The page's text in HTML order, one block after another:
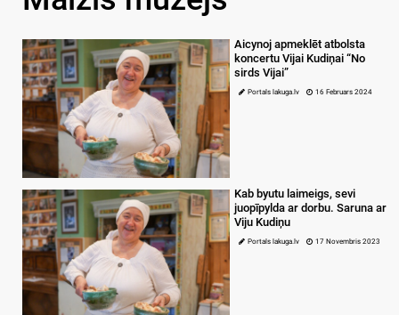
Aicynoj apmeklēt atbolsta
koncertu Vijai Kudiņai “No
sirds Vijai”
Portals lakuga.lv 16 Februars 2024
Kab byutu laimeigs, sevi
juopīpylda ar dorbu. Saruna ar
Viju Kudiņu
Portals lakuga.lv 17 Novembris 2023